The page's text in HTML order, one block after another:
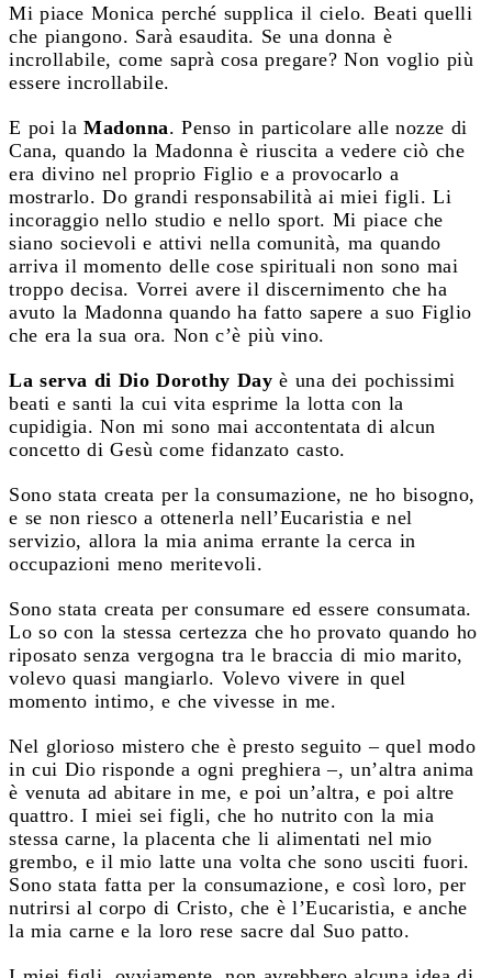
Mi piace Monica perché supplica il cielo. Beati quelli
che piangono. Sarà esaudita. Se una donna è
incrollabile, come saprà cosa pregare? Non voglio più
essere incrollabile.
E poi la Madonna. Penso in particolare alle nozze di
Cana, quando la Madonna è riuscita a vedere ciò che
era divino nel proprio Figlio e a provocarlo a
mostrarlo. Do grandi responsabilità ai miei figli. Li
incoraggio nello studio e nello sport. Mi piace che
siano socievoli e attivi nella comunità, ma quando
arriva il momento delle cose spirituali non sono mai
troppo decisa. Vorrei avere il discernimento che ha
avuto la Madonna quando ha fatto sapere a suo Figlio
che era la sua ora. Non c’è più vino.
La serva di Dio Dorothy Day è una dei pochissimi
beati e santi la cui vita esprime la lotta con la
cupidigia. Non mi sono mai accontentata di alcun
concetto di Gesù come fidanzato casto.
Sono stata creata per la consumazione, ne ho bisogno,
e se non riesco a ottenerla nell’Eucaristia e nel
servizio, allora la mia anima errante la cerca in
occupazioni meno meritevoli.
Sono stata creata per consumare ed essere consumata.
Lo so con la stessa certezza che ho provato quando ho
riposato senza vergogna tra le braccia di mio marito,
volevo quasi mangiarlo. Volevo vivere in quel
momento intimo, e che vivesse in me.
Nel glorioso mistero che è presto seguito – quel modo
in cui Dio risponde a ogni preghiera –, un’altra anima
è venuta ad abitare in me, e poi un’altra, e poi altre
quattro. I miei sei figli, che ho nutrito con la mia
stessa carne, la placenta che li alimentati nel mio
grembo, e il mio latte una volta che sono usciti fuori.
Sono stata fatta per la consumazione, e così loro, per
nutrirsi al corpo di Cristo, che è l’Eucaristia, e anche
la mia carne e la loro rese sacre dal Suo patto.